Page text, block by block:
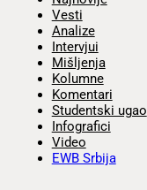
Vesti
Analize
Intervjui
Mišljenja
Kolumne
Komentari
Studentski ugao
Infografici
Video
EWB Srbija